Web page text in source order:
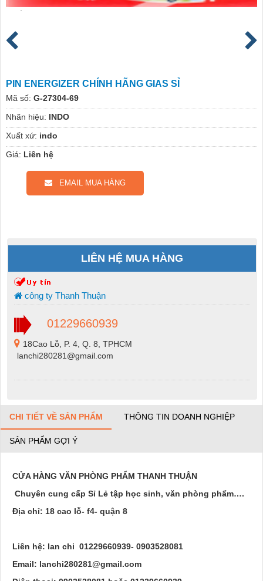
PIN ENERGIZER CHÍNH HÃNG GIAS SỈ
Mã số: G-27304-69
Nhãn hiệu: INDO
Xuất xứ: indo
Giá: Liên hệ
EMAIL MUA HÀNG
LIÊN HỆ MUA HÀNG
công ty Thanh Thuận
01229660939
18Cao Lỗ, P. 4, Q. 8, TPHCM
lanchi280281@gmail.com
CHI TIẾT VỀ SẢN PHẨM THÔNG TIN DOANH NGHIỆP
SẢN PHẨM GỢI Ý
CỬA HÀNG VĂN PHÒNG PHẨM THANH THUẬN
Chuyên cung cấp Sỉ Lẻ tập học sinh, văn phòng phẩm….
Địa chỉ: 18 cao lỗ- f4- quận 8
Liên hệ: lan chi 01229660939- 0903528081
Email: lanchi280281@gmail.com